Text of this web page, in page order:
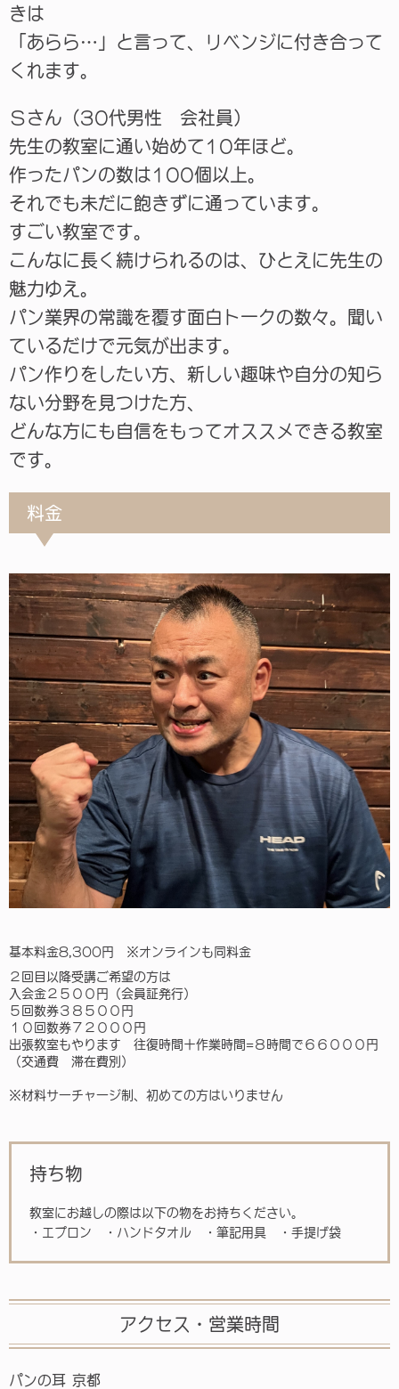
きは
「あらら…」と言って、リベンジに付き合って
くれます。
Ｓさん（30代男性 会社員）
先生の教室に通い始めて10年ほど。
作ったパンの数は100個以上。
それでも未だに飽きずに通っています。
すごい教室です。
こんなに長く続けられるのは、ひとえに先生の
魅力ゆえ。
パン業界の常識を覆す面白トークの数々。聞い
ているだけで元気が出ます。
パン作りをしたい方、新しい趣味や自分の知ら
ない分野を見つけた方、
どんな方にも自信をもってオススメできる教室
です。
料金
基本料金8,300円 ※オンラインも同料金
２回目以降受講ご希望の方は
入会金２５００円（会員証発行）
５回数券３８５００円
１０回数券７２０００円
出張教室もやります 往復時間＋作業時間=８時間で６６０００円
（交通費 滞在費別）
※材料サーチャージ制、初めての方はいりません
持ち物
教室にお越しの際は以下の物をお持ちください。
・エプロン ・ハンドタオル ・筆記用具 ・手提げ袋
アクセス・営業時間
パンの耳 京都